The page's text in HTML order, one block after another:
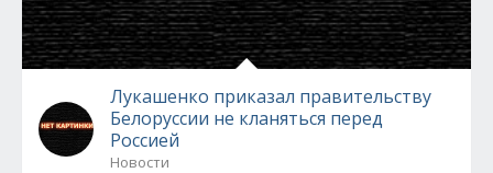
Лукашенко приказал правительству
Белоруссии не кланяться перед
Россией
Новости